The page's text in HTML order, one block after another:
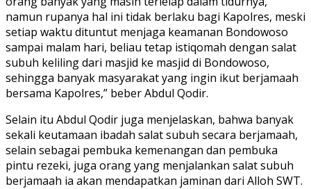
namun rupanya hal ini tidak berlaku bagi Kapolres, meski
setiap waktu dituntut menjaga keamanan Bondowoso
sampai malam hari, beliau tetap istiqomah dengan salat
subuh keliling dari masjid ke masjid di Bondowoso,
sehingga banyak masyarakat yang ingin ikut berjamaah
bersama Kapolres,” beber Abdul Qodir.
Selain itu Abdul Qodir juga menjelaskan, bahwa banyak
sekali keutamaan ibadah salat subuh secara berjamaah,
selain sebagai pembuka kemenangan dan pembuka
pintu rezeki, juga orang yang menjalankan salat subuh
berjamaah ia akan mendapatkan jaminan dari Alloh SWT.